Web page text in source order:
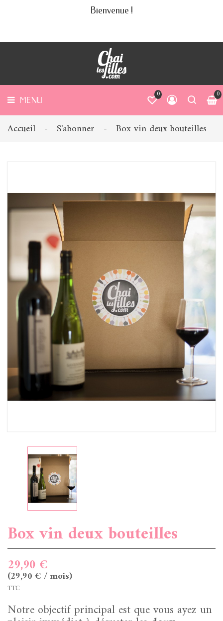
Bienvenue !
MENU
0
0
FILLES
Accueil S'abonner Box vin deux bouteilles
Box vin deux bouteilles
29,90 €
(29,90 € / mois)
TTC
Notre objectif principal est que vous ayez un